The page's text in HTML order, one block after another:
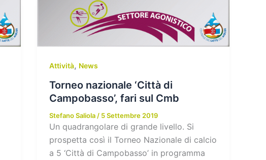
Attività, News
Torneo nazionale ‘Città di
Campobasso’, fari sul Cmb
Stefano Saliola / 5 Settembre 2019
Un quadrangolare di grande livello. Si
prospetta così il Torneo Nazionale di calcio
a 5 ‘Città di Campobasso’ in programma